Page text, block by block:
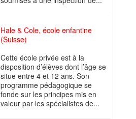
Hale & Cole, école enfantine
(Suisse)
Cette école privée est à la
disposition d’élèves dont l’âge se
situe entre 4 et 12 ans. Son
programme pédagogique se
fonde sur les principes mis en
valeur par les spécialistes de...